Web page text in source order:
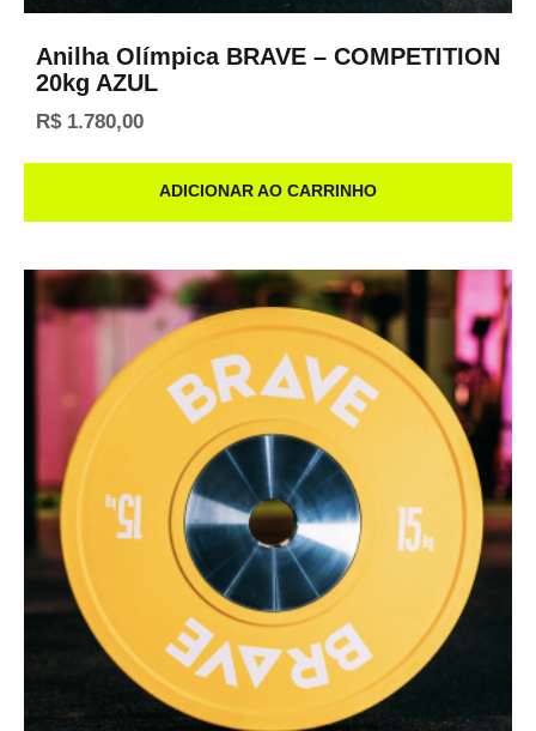
Anilha Olímpica BRAVE – COMPETITION
20kg AZUL
R$1.780,00
ADICIONAR AO CARRINHO